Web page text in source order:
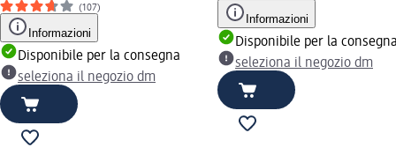
(107)
Informazioni
Disponibile per la consegna
seleziona il negozio dm
Informazioni
Disponibile per la
seleziona il negozio dm